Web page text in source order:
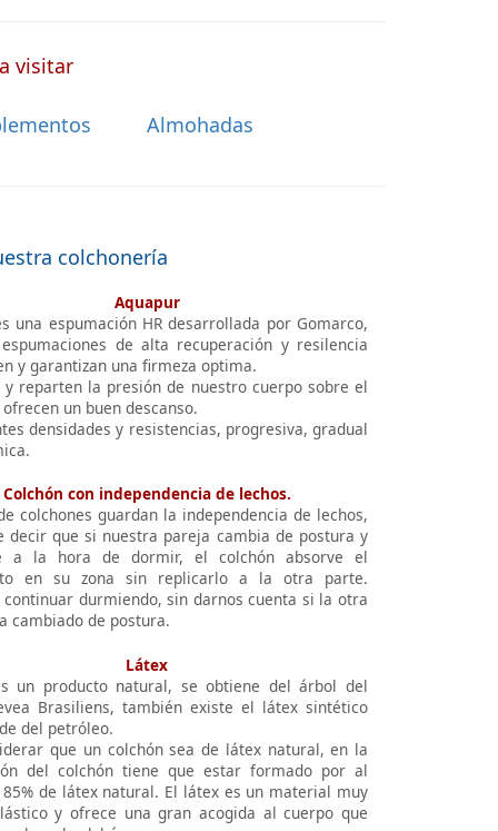
visitar
Almohadas
colchonería
Aquapur
una espumación HR desarrollada por Gomarco,
de alta recuperación y resilencia
y garantizan una firmeza optima.
y reparten la presión de nuestro cuerpo sobre el
un buen descanso.
densidades y resistencias, progresiva, gradual
Colchón con independencia de lechos.
colchones guardan la independencia de lechos,
decir que si nuestra pareja cambia de postura y
a la hora de dormir, el colchón absorve el
en su zona sin replicarlo a la otra parte.
continuar durmiendo, sin darnos cuenta si la otra
cambiado de postura.
Látex
un producto natural, se obtiene del árbol del
Brasiliens, también existe el látex sintético
del petróleo.
que un colchón sea de látex natural, en la
del colchón tiene que estar formado por al
85% de látex natural. El látex es un material muy
y ofrece una gran acogida al cuerpo que